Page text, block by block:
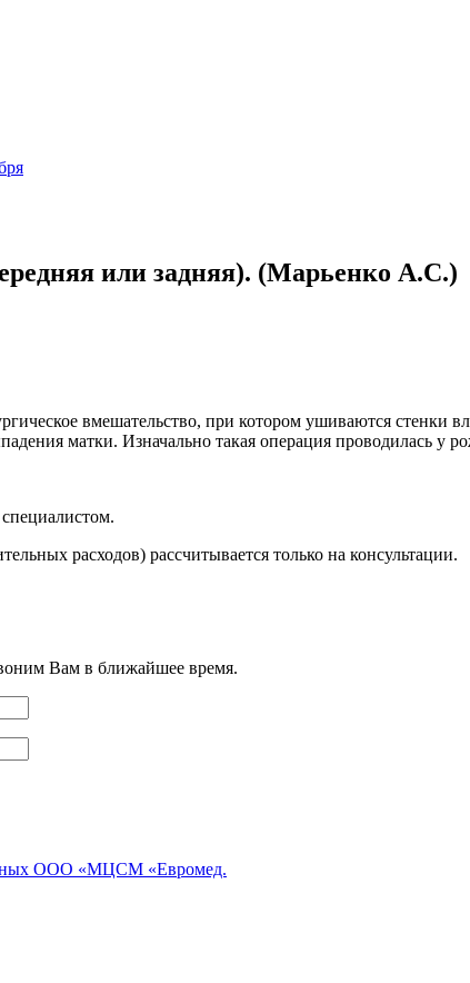
или задняя). (Марьенко А.С.)
вмешательство, при котором ушиваются
матки. Изначально такая операция проводилась у
расходов) рассчитывается только на консультации.
Вам в ближайшее время.
ООО «МЦСМ «Евромед.